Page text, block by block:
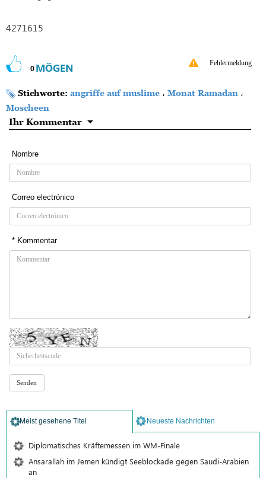
4271615
0 MÖGEN Fehlermeldung
Stichworte: angriffe auf muslime ، Monat Ramadan ،
Moscheen
Ihr Kommentar
Nombre
Correo electrónico
* Kommentar
Meist gesehene Titel Neueste Nachrichten
Diplomatisches Kräftemessen im WM-Finale
Ansarallah im Jemen kündigt Seeblockade gegen Saudi-Arabien
an